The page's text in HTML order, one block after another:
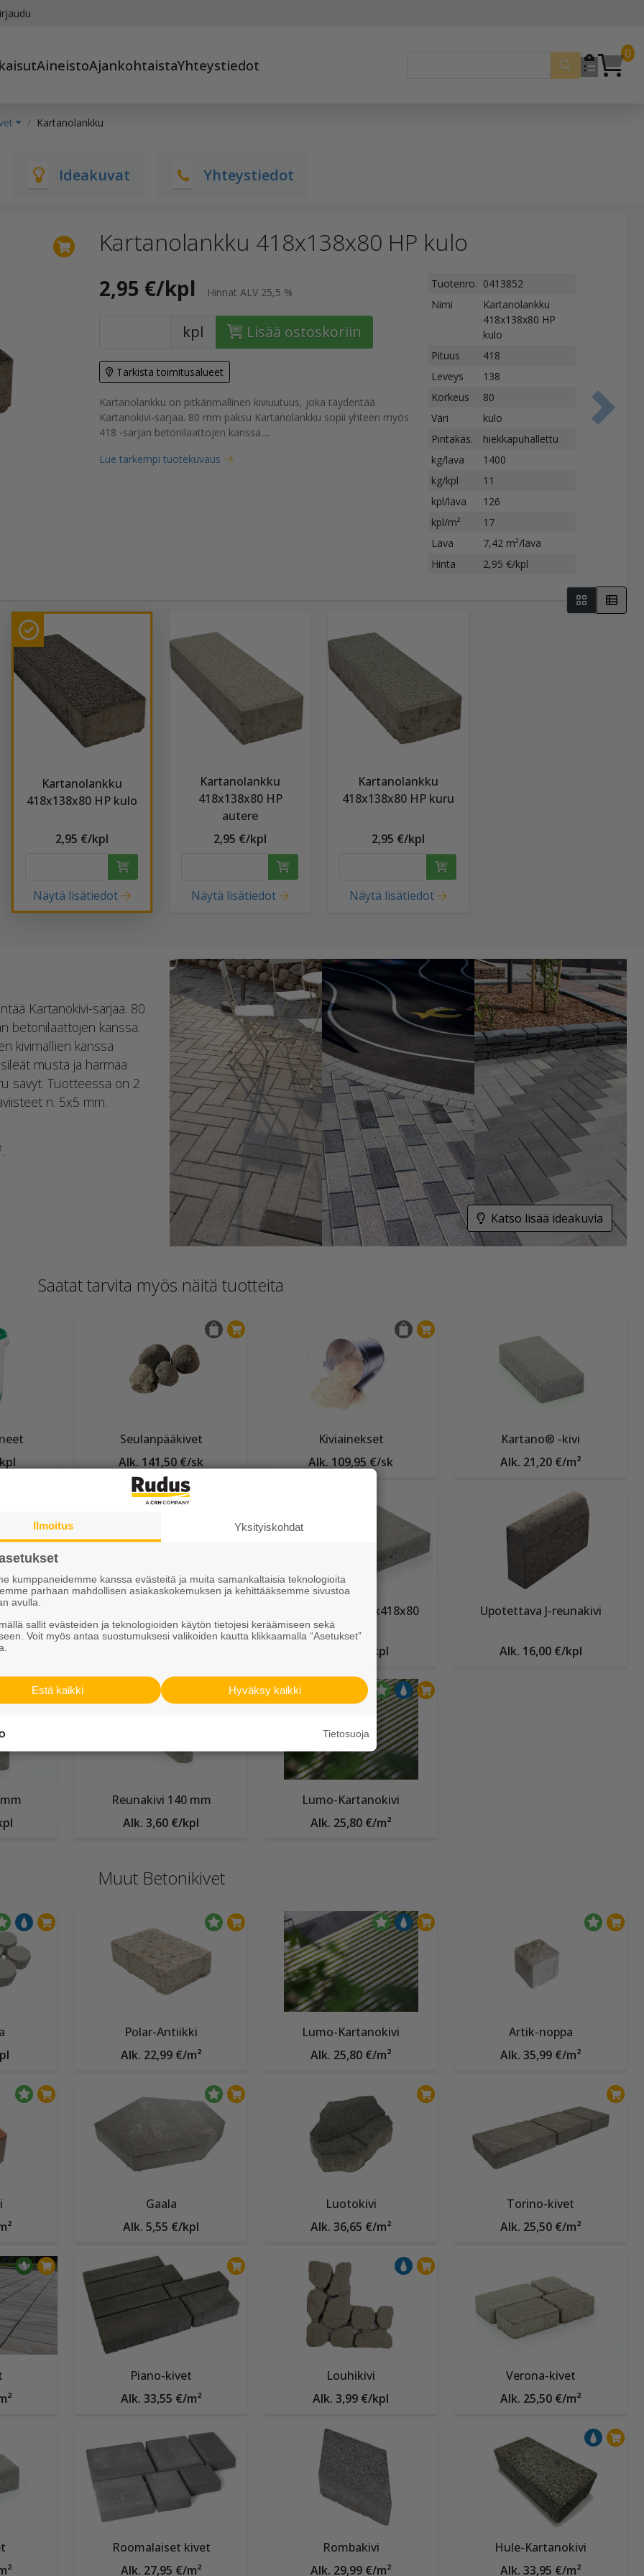
AineistoAjankohtaistaYhteystiedot
0
Kartanolankku
Ideakuvat Yhteystiedot
Kartanolankku 418x138x80 HP kulo
2,95 €/kpl Hinnat ALV 25,5 %
kpl Lisää ostoskoriin
Tarkista toimitusalueet
Kartanolankku on pitkänmallinen kiviuutuus, joka täydentää
Kartanokivi-sarjaa. 80 mm paksu Kartanolankku sopii yhteen myös
418 -sarjan betonilaattojen kanssa....
Lue tarkempi tuotekuvaus
Tuotenro. 0413852
Nimi
Kartanolankku
418x138x80 HP
kulo
Pituus
418
Leveys
138
Korkeus
80
Väri
kulo
Pintakäs.
hiekkapuhallettu
kg/lava
1400
kg/kpl
11
kpl/lava
126
kpl/m²
17
Lava
7,42 m²/lava
Hinta
2,95 €/kpl
Kartanolankku
418x138x80 HP kulo
2,95 €/kpl
Näytä lisätiedot
Kartanolankku
418x138x80 HP
autere
2,95 €/kpl
Näytä lisätiedot
Kartanolankku
418x138x80 HP kuru
2,95 €/kpl
Näytä lisätiedot
Kartanokivi-sarjaa. 80
betonilaattojen kanssa.
kivimallien kanssa
musta ja harmaa
sävyt. Tuotteessa on 2
n. 5x5 mm.
Katso lisää ideakuvia
Saatat tarvita myös näitä tuotteita
Seulanpääkivet
Alk. 141,50 €/sk
Kiviainekset
Alk. 109,95 €/sk
Kartano® -kivi
Alk. 21,20 €/m²
mm
Betonilaatta 418x418x80
Alk. 5,70 €/kpl
Upotettava J-reunakivi
Alk. 16,00 €/kpl
Reunakivi 140 mm
Alk. 3,60 €/kpl
Lumo-Kartanokivi
Alk. 25,80 €/m²
Muut Betonikivet
Polar-Antiikki
Alk. 22,99 €/m²
Lumo-Kartanokivi
Alk. 25,80 €/m²
Artik-noppa
Alk. 35,99 €/m²
Gaala
Alk. 5,55 €/kpl
Luotokivi
Alk. 36,65 €/m²
Torino-kivet
Alk. 25,50 €/m²
Piano-kivet
Alk. 33,55 €/m²
Louhikivi
Alk. 3,99 €/kpl
Verona-kivet
Alk. 25,50 €/m²
Roomalaiset kivet
Alk. 27,95 €/m²
Rombakivi
Alk. 29,99 €/m²
Hule-Kartanokivi
Alk. 33,95 €/m²
Ilmoitus Yksityiskohdat
kumppaneidemme kanssa evästeitä ja muita samankaltaisia teknologioita
parhaan mahdollisen asiakaskokemuksen ja kehittääksemme sivustoa
avulla.
sallit evästeiden ja teknologioiden käytön tietojesi keräämiseen sekä
Voit myös antaa suostumuksesi valikoiden kautta klikkaamalla “Asetukset”
Hyväksy kaikki
Estä kaikki
Tietosuoja